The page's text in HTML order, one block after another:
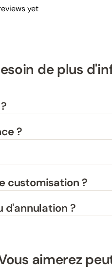
yet
de plus
?
customisation ?
d'annulation ?
aimerez